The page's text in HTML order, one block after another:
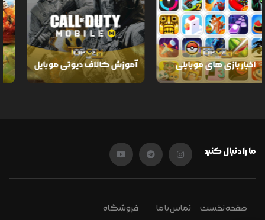
آموزش کالاف دیوتی موبایل اخبار بازی های موبایلی
ما را دنبال کنید
صفحه نخست تماس با ما فروشگاه